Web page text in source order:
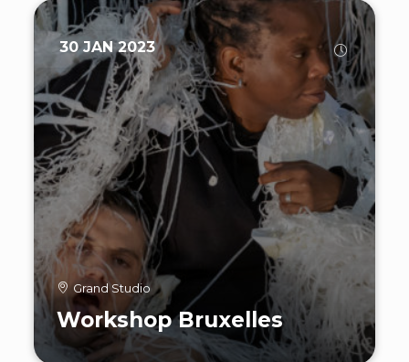
30 JAN 2023
Grand Studio
Workshop Bruxelles